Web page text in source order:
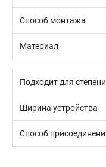
Способ монтажа
Материал
Подходит для
Ширина устройства
Способ